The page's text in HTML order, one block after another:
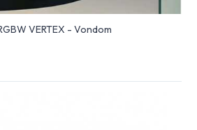
VERTEX - Vondom